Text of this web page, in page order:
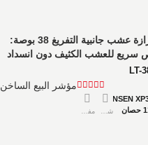
سريع للعشب الكثيف دون انسداد
LT-
مؤشر البيع الساخن
ZONSEN